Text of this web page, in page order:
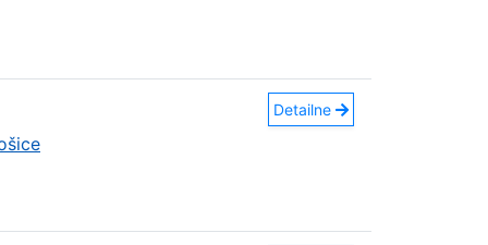
Detailne